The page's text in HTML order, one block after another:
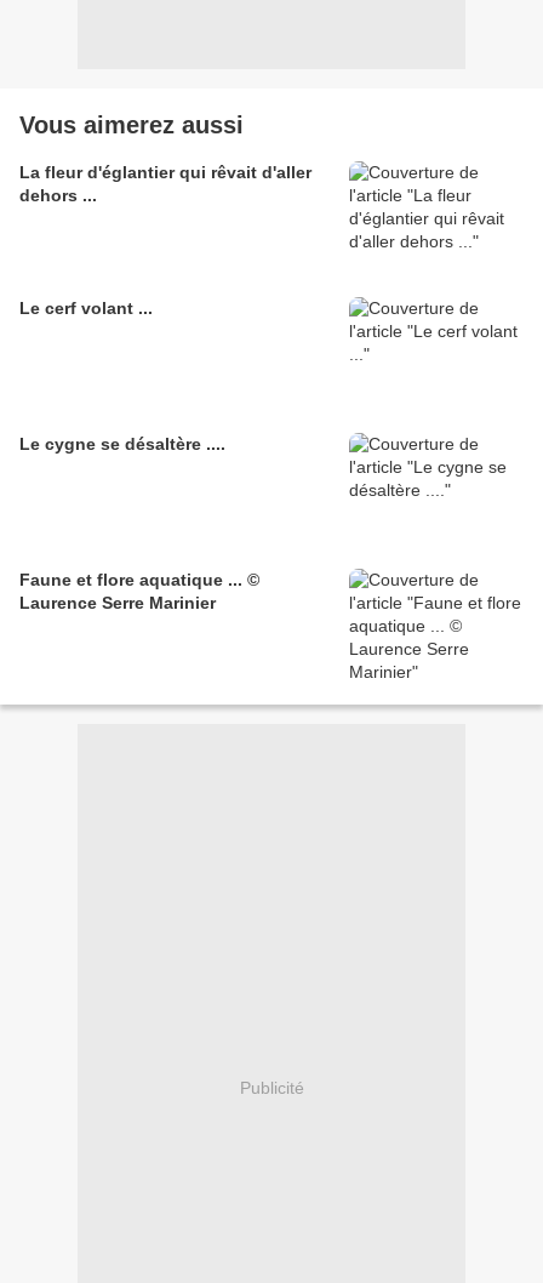
Vous aimerez aussi
La fleur d'églantier qui rêvait d'aller
dehors ...
Le cerf volant ...
Le cygne se désaltère ....
Faune et flore aquatique ... ©
Laurence Serre Marinier
Publicité